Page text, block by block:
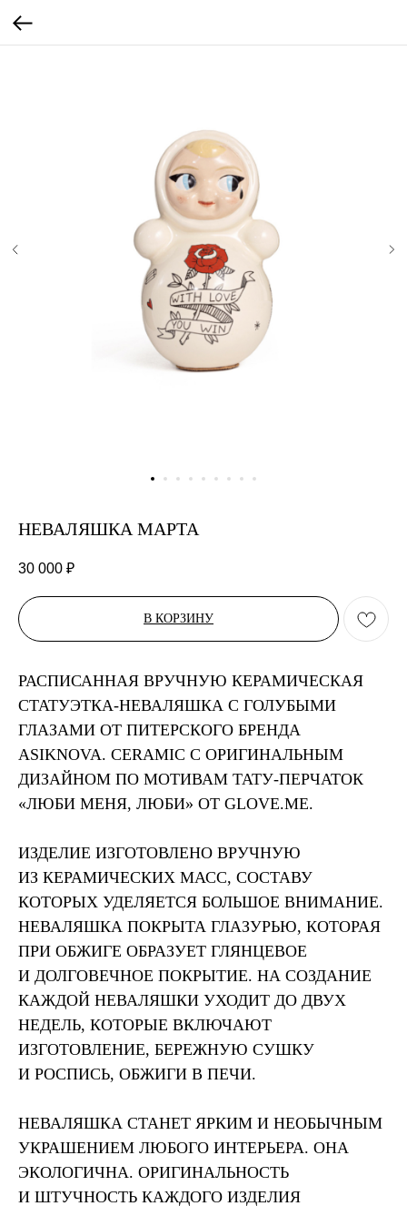
НЕВАЛЯШКА МАРТА
30 000 ₽
В КОРЗИНУ
РАСПИСАННАЯ ВРУЧНУЮ КЕРАМИЧЕСКАЯ
СТАТУЭТКА-НЕВАЛЯШКА С ГОЛУБЫМИ
ГЛАЗАМИ ОТ ПИТЕРСКОГО БРЕНДА
ASIKNOVA. CERAMIC C ОРИГИНАЛЬНЫМ
ДИЗАЙНОМ ПО МОТИВАМ ТАТУ-ПЕРЧАТОК
«ЛЮБИ МЕНЯ, ЛЮБИ» ОТ GLOVE.ME.
ИЗДЕЛИЕ ИЗГОТОВЛЕНО ВРУЧНУЮ
ИЗ КЕРАМИЧЕСКИХ МАСС, СОСТАВУ
КОТОРЫХ УДЕЛЯЕТСЯ БОЛЬШОЕ ВНИМАНИЕ.
НЕВАЛЯШКА ПОКРЫТА ГЛАЗУРЬЮ, КОТОРАЯ
ПРИ ОБЖИГЕ ОБРАЗУЕТ ГЛЯНЦЕВОЕ
И ДОЛГОВЕЧНОЕ ПОКРЫТИЕ. НА СОЗДАНИЕ
КАЖДОЙ НЕВАЛЯШКИ УХОДИТ ДО ДВУХ
НЕДЕЛЬ, КОТОРЫЕ ВКЛЮЧАЮТ
ИЗГОТОВЛЕНИЕ, БЕРЕЖНУЮ СУШКУ
И РОСПИСЬ, ОБЖИГИ В ПЕЧИ.
НЕВАЛЯШКА СТАНЕТ ЯРКИМ И НЕОБЫЧНЫМ
УКРАШЕНИЕМ ЛЮБОГО ИНТЕРЬЕРА. ОНА
ЭКОЛОГИЧНА. ОРИГИНАЛЬНОСТЬ
И ШТУЧНОСТЬ КАЖДОГО ИЗДЕЛИЯ